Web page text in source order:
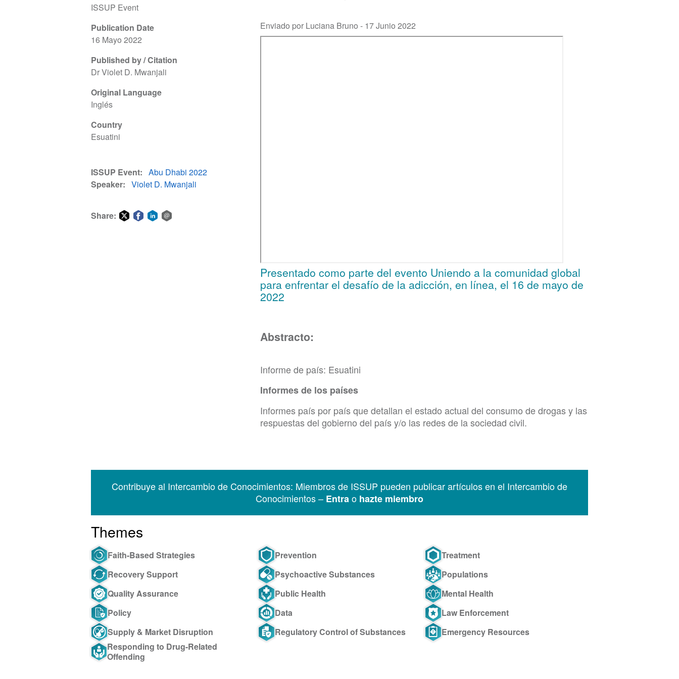
ISSUP Event
Publication Date
16 Mayo 2022
Published by / Citation
Dr Violet D. Mwanjali
Original Language
Inglés
Country
Esuatini
ISSUP Event
Abu Dhabi 2022
Speaker
Violet D. Mwanjali
Share:
Enviado por Luciana Bruno - 17 Junio 2022
Presentado como parte del evento Uniendo a la comunidad global
para enfrentar el desafío de la adicción, en línea, el 16 de mayo de
2022
Abstracto:
Informe de país: Esuatini
Informes de los países
Informes país por país que detallan el estado actual del consumo de drogas y las
respuestas del gobierno del país y/o las redes de la sociedad civil.
Contribuye al Intercambio de Conocimientos: Miembros de ISSUP pueden publicar artículos en el Intercambio de
Conocimientos – Entrao hazte miembro
Themes
Faith-Based Strategies Prevention
Treatment
Recovery Support
Psychoactive Substances
Populations
Quality Assurance
Public Health
Mental Health
Policy
Data
Law Enforcement
Supply & Market Disruption
Regulatory Control of Substances
Emergency Resources
Responding to Drug-Related
Offending